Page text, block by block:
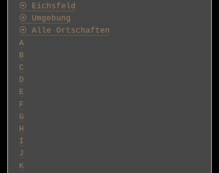
⦿ Eichsfeld
⦿ Umgebung
⦿ Alle Ortschaften
A
B
C
D
E
F
G
H
I
J
K